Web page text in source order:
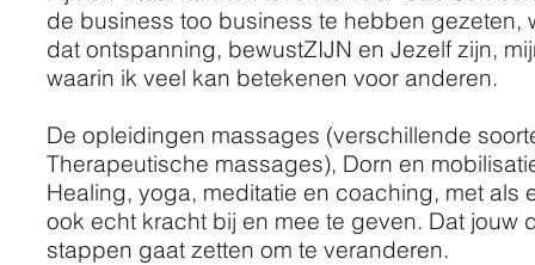
de business too business te hebben gezeten,
dat ontspanning, bewustZIJN en Jezelf zijn,
waarin ik veel kan betekenen voor anderen.
De opleidingen massages (verschillende
Therapeutische massages), Dorn en
Healing, yoga, meditatie en coaching, met
ook echt kracht bij en mee te geven. Dat
stappen gaat zetten om te veranderen.